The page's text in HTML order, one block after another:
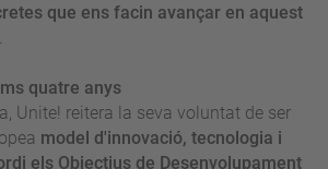
que ens facin avançar en aquest
.
quatre anys
Unite! reitera la seva voluntat de ser
model d'innovació, tecnologia i
els Objectius de Desenvolupament